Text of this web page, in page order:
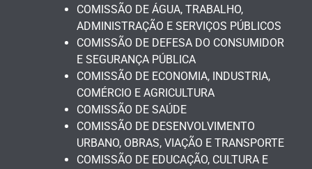
COMISSÃO DE ÁGUA, TRABALHO,
ADMINISTRAÇÃO E SERVIÇOS PÚBLICOS
COMISSÃO DE DEFESA DO CONSUMIDOR
E SEGURANÇA PÚBLICA
COMISSÃO DE ECONOMIA, INDUSTRIA,
COMÉRCIO E AGRICULTURA
COMISSÃO DE SAÚDE
COMISSÃO DE DESENVOLVIMENTO
URBANO, OBRAS, VIAÇÃO E TRANSPORTE
COMISSÃO DE EDUCAÇÃO, CULTURA E